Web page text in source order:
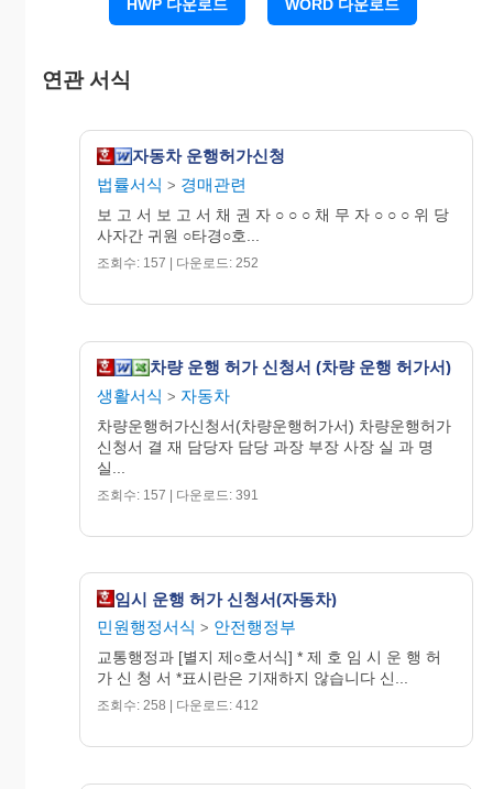
www.wowform.com
○○지방법원 ○○지원 귀중
HWP 다운로드 WORD 다운로드
연관 서식
자동차 운행허가신청
법률서식 > 경매관련
보 고 서 보 고 서 채 권 자 ○ ○ ○ 채 무 자 ○ ○ ○ 위 당
사자간 귀원 ○타경○호...
조회수: 157 | 다운로드: 252
차량 운행 허가 신청서 (차량 운행 허가서)
생활서식 > 자동차
차량운행허가신청서(차량운행허가서) 차량운행허가
신청서 결 재 담당자 담당 과장 부장 사장 실 과 명
실...
조회수: 157 | 다운로드: 391
임시 운행 허가 신청서(자동차)
민원행정서식 > 안전행정부
교통행정과 [별지 제○호서식] * 제 호 임 시 운 행 허
가 신 청 서 *표시란은 기재하지 않습니다 신...
조회수: 258 | 다운로드: 412